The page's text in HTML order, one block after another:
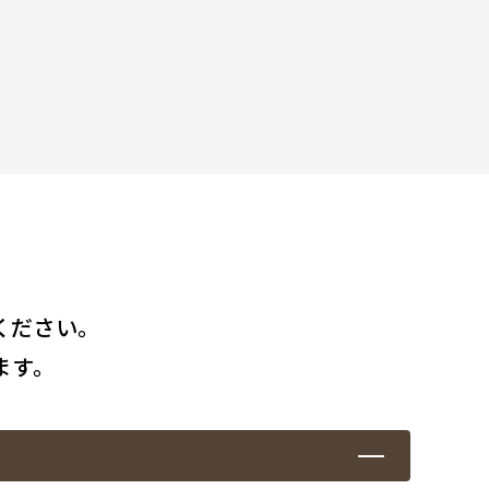
さい。
。